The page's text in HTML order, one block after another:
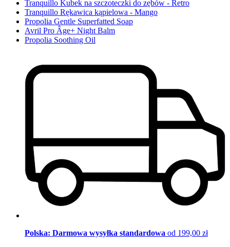
Tranquillo Kubek na szczoteczki do zębów - Retro
Tranquillo Rękawica kąpielowa - Mango
Propolia Gentle Superfatted Soap
Avril Pro Âge+ Night Balm
Propolia Soothing Oil
Polska: Darmowa wysyłka standardowa od 199,00 zł